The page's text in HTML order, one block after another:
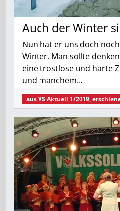
Auch der Winter
Nun hat er uns doch
Winter. Man sollte
eine trostlose und harte
und manchem…
ausVS Aktuell 1/2019,